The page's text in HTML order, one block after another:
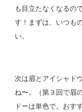
も目立たなくなるの
す！まずは、いつも
い。
次は眉とアイシャド
ね〜。（第３回で眉
ドーは単色で。おす